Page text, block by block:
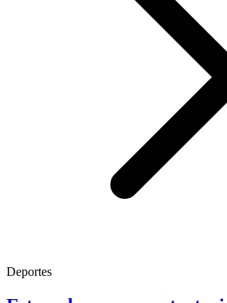
Deportes